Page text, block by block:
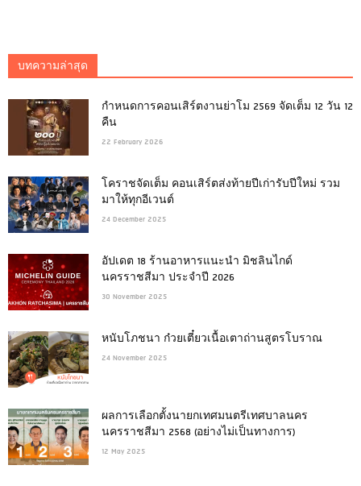
บทความล่าสุด
กำหนดการคอนเสิร์ตงานย่าโม 2569 จัดเต็ม 12 วัน 12
คืน
22 February 2026
โคราชจัดเต็ม คอนเสิร์ตส่งท้ายปีเก่ารับปีใหม่ รวม
มาให้ทุกอีเวนต์
24 December 2025
อัปเดต 18 ร้านอาหารแนะนำ มิชลินไกด์
นครราชสีมา ประจำปี 2026
30 November 2025
หนับโภชนา ก๋วยเตี๋ยวเนื้อเตาถ่านสูตรโบราณ
24 November 2025
ผลการเลือกตั้งนายกเทศมนตรีเทศบาลนคร
นครราชสีมา 2568 (อย่างไม่เป็นทางการ)
12 May 2025